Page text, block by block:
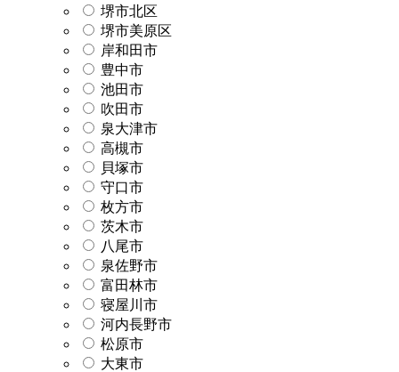
堺市北区
堺市美原区
岸和田市
豊中市
池田市
吹田市
泉大津市
高槻市
貝塚市
守口市
枚方市
茨木市
八尾市
泉佐野市
富田林市
寝屋川市
河内長野市
松原市
大東市